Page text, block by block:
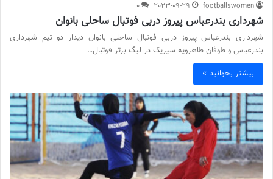
footballswomen
2023-09-29
0
شهرداری بندرعباس پیروز دربی فوتبال ساحلی بانوان
شهرداری بندرعباس پیروز دربی فوتبال ساحلی بانوان دیدار دو تیم شهرداری
بندرعباس و طوفان طاهرویه سیریک در لیگ برتر فوتبال…
بیشتر بخوانید »